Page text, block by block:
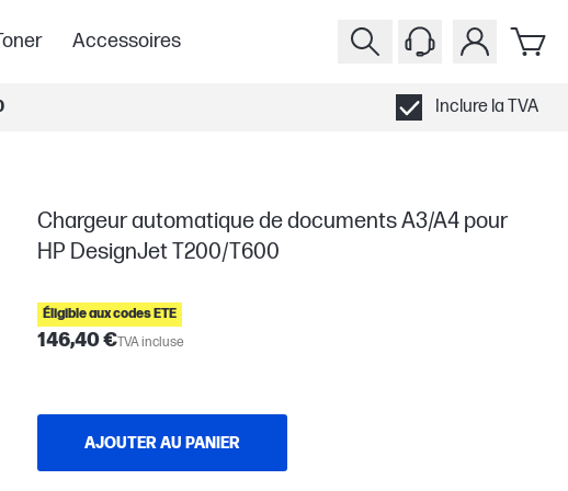
Accessoires
Inclure la TVA
Chargeur automatique de documents A3/A4 pour
HP DesignJet T200/T600
Éligible aux codes ETE
146,40 €TVA incluse
AJOUTER AU PANIER